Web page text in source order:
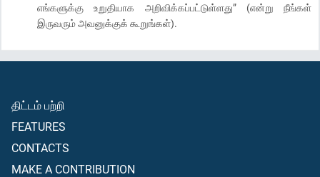
எங்களுக்கு உறுதியாக அறிவிக்கப்பட்டுள்ளது” (என்று நீங்கள்
இருவரும் அவனுக்குக் கூறுங்கள்).
திட்டம் பற்றி
FEATURES
CONTACTS
MAKE A CONTRIBUTION